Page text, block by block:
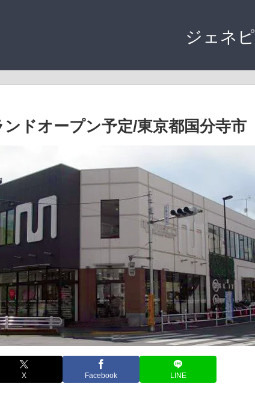
ジェネピ
ドオープン予定/東京都国分寺市
X Facebook LINE